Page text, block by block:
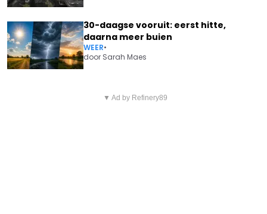
30-daagse vooruit: eerst hitte,
daarna meer buien
WEER•
door Sarah Maes
JILL PEETERS: "ER IS OPNIEUW
▼ Ad by Refinery89